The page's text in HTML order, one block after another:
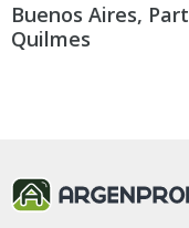
Buenos Aires,
Quilmes